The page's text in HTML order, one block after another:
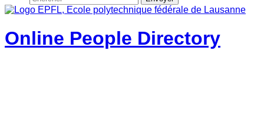
Online People Directory